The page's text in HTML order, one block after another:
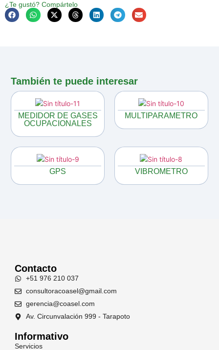
¿Te gustó? Compártelo
También te puede interesar
MEDIDOR DE GASES
OCUPACIONALES
MULTIPARAMETRO
GPS VIBROMETRO
Contacto
+51 976 210 037
consultoracoasel@gmail.com
gerencia@coasel.com
Av. Circunvalación 999 - Tarapoto
Informativo
Servicios